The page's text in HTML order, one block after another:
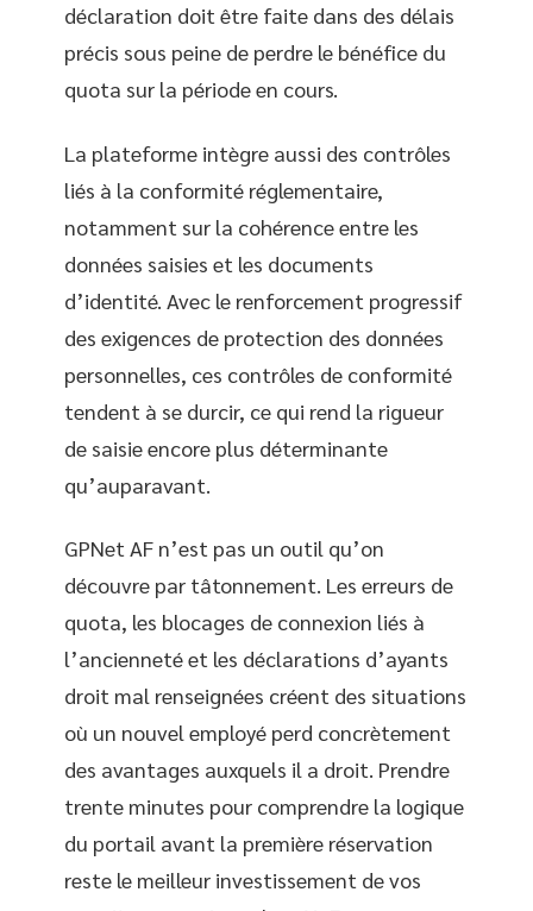
déclaration doit être faite dans des délais
précis sous peine de perdre le bénéfice du
quota sur la période en cours.
La plateforme intègre aussi des contrôles
liés à la conformité réglementaire,
notamment sur la cohérence entre les
données saisies et les documents
d’identité. Avec le renforcement progressif
des exigences de protection des données
personnelles, ces contrôles de conformité
tendent à se durcir, ce qui rend la rigueur
de saisie encore plus déterminante
qu’auparavant.
GPNet AF n’est pas un outil qu’on
découvre par tâtonnement. Les erreurs de
quota, les blocages de connexion liés à
l’ancienneté et les déclarations d’ayants
droit mal renseignées créent des situations
où un nouvel employé perd concrètement
des avantages auxquels il a droit. Prendre
trente minutes pour comprendre la logique
du portail avant la première réservation
reste le meilleur investissement de vos